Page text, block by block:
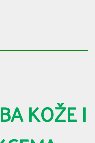
KOŽE I